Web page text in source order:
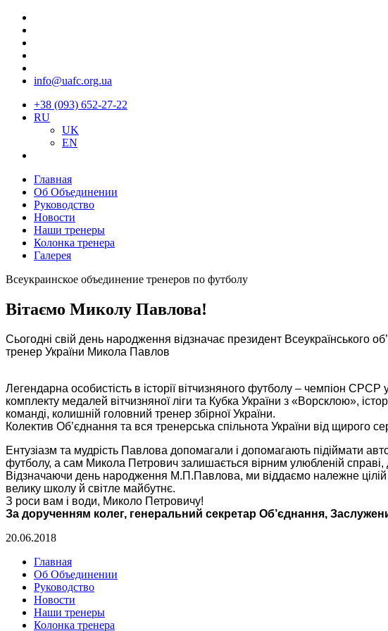
info@uafc.org.ua
+38 (093) 652-27-22
RU
UK
EN
Главная
Об Объединении
Руководство
Новости
Наши тренеры
Колонка тренера
Галерея
Всеукраинское объединение тренеров по футболу
Вітаємо Миколу Павлова!
Сьогодні свій день народження відзначає президент Всеукраїнського
тренер України Микола Павлов
Легендарна особистість в історії вітчизняного футболу – чемпіон
комплекту медалей вітчизняної ліги та Кубка України з «Ворсклою»,
команді, колишній головний тренер збірної України.
Колектив Об’єднання та вся тренерська спільнота України від щирого
Ентузіазм та мудрість Павлова допомагали і допомагають підіймати
футболу, а сам Микола Петрович залишається вірним улюбленій справі,
Відзначаючи день народження М.П.Павлова, ми віддаємо належне цілій
велику школу й світле майбутнє.
З роси вам і води, Миколо Петровичу!
За дорученням колег, генеральний секретар Об’єднання,
20.06.2018
Главная
Об Объединении
Руководство
Новости
Наши тренеры
Колонка тренера